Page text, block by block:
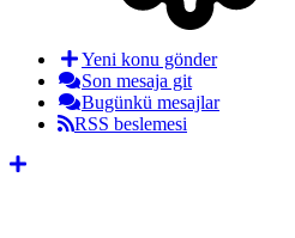
Yeni konu gönder
Son mesaja git
Bugünkü mesajlar
RSS beslemesi